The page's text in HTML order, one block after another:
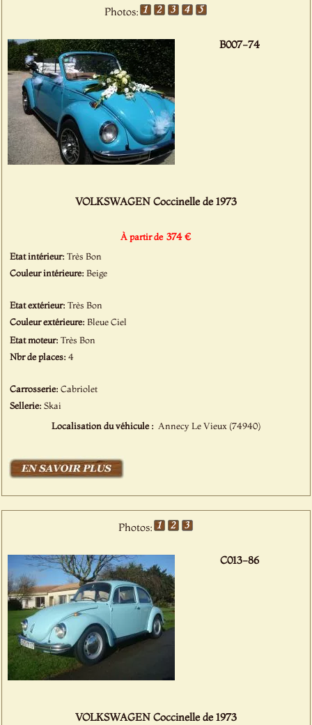
Photos:
B007-74
VOLKSWAGEN Coccinelle de 1973
À partir de 374 €
Etat intérieur:Très Bon
Couleur intérieure:Beige
Etat extérieur:Très Bon
Couleur extérieure:Bleue Ciel
Etat moteur:Très Bon
Nbr de places:4
Carrosserie:Cabriolet
Sellerie:Skai
Localisation du véhicule : Annecy Le Vieux (74940)
Photos:
C013-86
VOLKSWAGEN Coccinelle de 1973